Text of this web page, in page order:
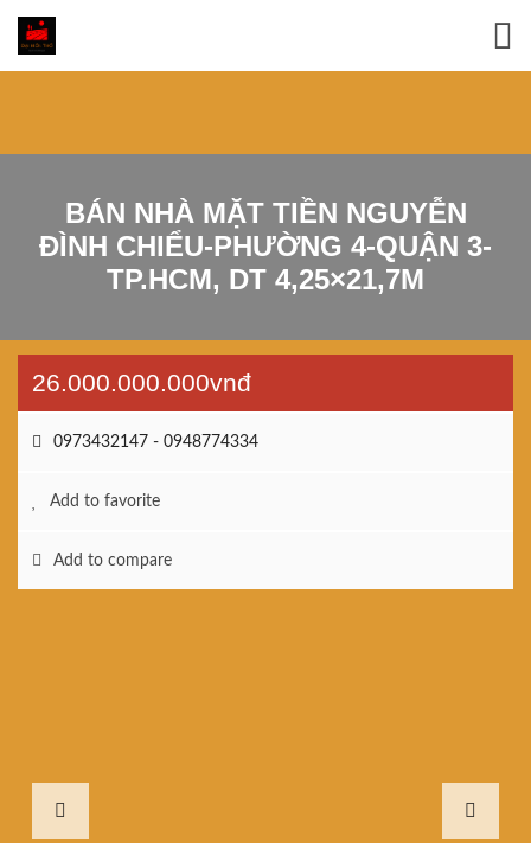
BÁN NHÀ MẶT TIỀN NGUYỄN
ĐÌNH CHIỂU-PHƯỜNG 4-QUẬN 3-
TP.HCM, DT 4,25×21,7M
26.000.000.000vnđ
0973432147 - 0948774334
Add to favorite
Add to compare